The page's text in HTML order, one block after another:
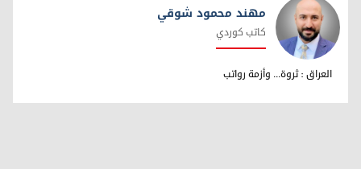
مهند محمود شوقي
مهند محمود شوقي
كاتب كوردي
العراق : ثروة... وأزمة رواتب